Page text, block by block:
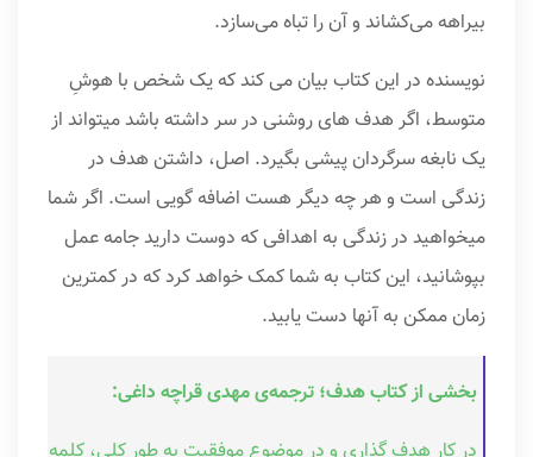
بیراهه می­‌کشاند و آن را تباه می‌سازد.
نویسنده در این کتاب بیان می کند که یک شخص با هوشِ
متوسط، اگر هدف های روشنی در سر داشته باشد می­تواند از
یک نابغه سرگردان پیشی بگیرد. اصل، داشتن هدف در
زندگی است و هر چه دیگر هست اضافه گویی است. اگر شما
می­خواهید در زندگی به اهدافی که دوست دارید جامه عمل
بپوشانید، این کتاب به شما کمک خواهد کرد که در کمترین
زمان ممکن به آنها دست یابید.
بخشی از کتاب هدف؛ ترجمه‌ی مهدی قراچه داغی: